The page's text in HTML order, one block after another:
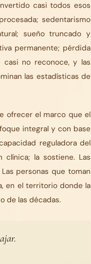
casi todos esos
sedentarismo
sueño truncado y
permanente; pérdida
no reconoce, y las
las estadísticas de
ofrecer el marco que el
integral y con base
reguladora del
la sostiene. Las
personas que toman
en el territorio donde la
de las décadas.